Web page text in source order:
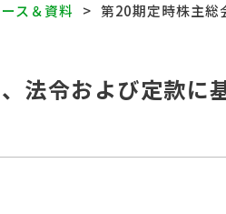
ス＆資料 第20期定時株主総
法令および定款に